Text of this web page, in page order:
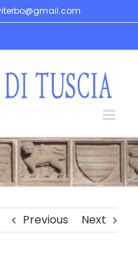
Previous Next